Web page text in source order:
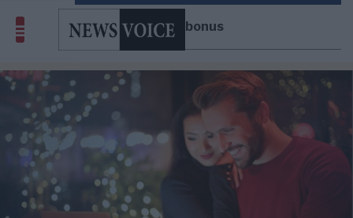
Betsson bonus